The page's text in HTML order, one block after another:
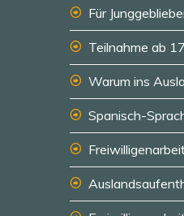
Für
Teilnahme ab
Warum ins
Spanisch-